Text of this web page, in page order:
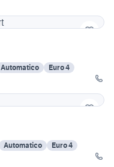
Automatico
Euro 4
Automatico
Euro 4